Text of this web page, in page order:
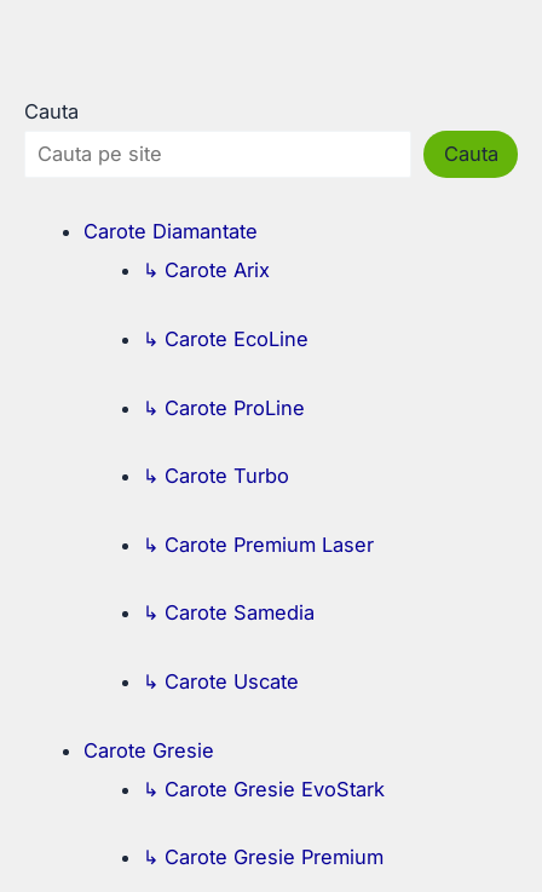
Cauta
Cauta
Carote Diamantate
↳ Carote Arix
↳ Carote EcoLine
↳ Carote ProLine
↳ Carote Turbo
↳ Carote Premium Laser
↳ Carote Samedia
↳ Carote Uscate
Carote Gresie
↳ Carote Gresie EvoStark
↳ Carote Gresie Premium